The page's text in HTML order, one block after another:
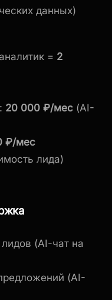
данных)
= 2
20 000 ₽/мес (AI-
₽/мес
лида)
(AI-чат на
(AI-